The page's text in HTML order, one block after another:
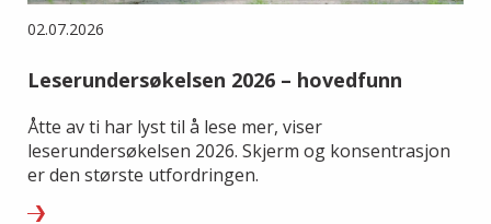
02.07.2026
Leserundersøkelsen 2026 – hovedfunn
Åtte av ti har lyst til å lese mer, viser
leserundersøkelsen 2026. Skjerm og konsentrasjon
er den største utfordringen.